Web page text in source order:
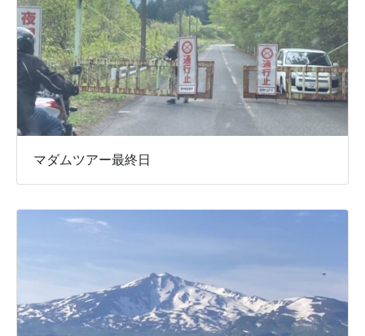
マダムツアー最終日